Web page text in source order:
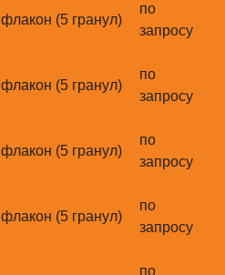
флакон (5 гранул)
по
запросу
флакон (5 гранул)
по
запросу
флакон (5 гранул)
по
запросу
флакон (5 гранул)
по
запросу
по